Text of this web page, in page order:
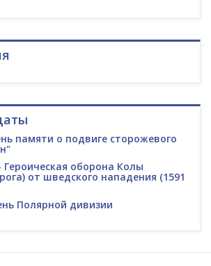
памяти о подвиге сторожевого
Героическая оборона Колы
от шведского нападения (1591
Полярной дивизии